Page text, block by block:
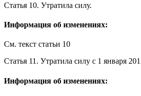
Статья 10. Утратила силу.
Информация об изменениях:
См. текст статьи 10
Статья 11 . Утратила силу с 1 января
Информация об изменениях: